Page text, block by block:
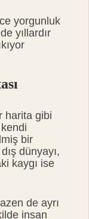
yorgunluk
yıllardır
harita gibi
bir
dünyayı,
kaygı ise
de ayrı
insan